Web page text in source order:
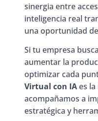
sinergia entre
inteligencia real
una oportunidad
Si tu empresa
aumentar la
optimizar cada
Virtual con IAes
acompañamos a
estratégica y